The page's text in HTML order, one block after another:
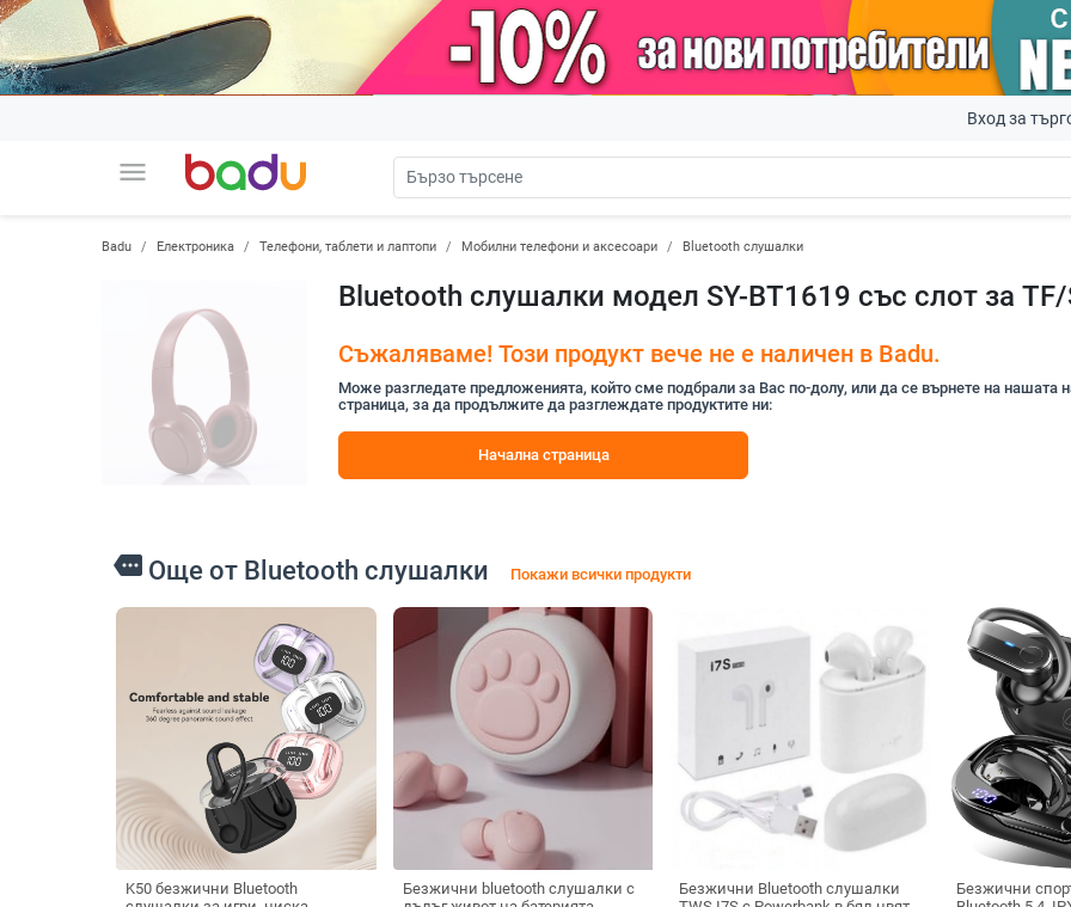
menu
Вход за
Badu Електроника Телефони, таблети и лаптопи Мобилни телефони и аксесоари Bluetooth слушалки
Bluetooth слушалки модел SY-BT1619 със слот за
Съжаляваме! Този продукт вече не е наличен в Badu.
Може разгледате предложенията, който сме подбрали за Вас по-долу, или да се върнете на нашата
страница, за да продължите да разглеждате продуктите ни:
Начална страница
more Още от Bluetooth слушалки Покажи всички продукти
K50 безжични Bluetooth
Безжични bluetooth слушалки с
Безжични Bluetooth слушалки
Безжични